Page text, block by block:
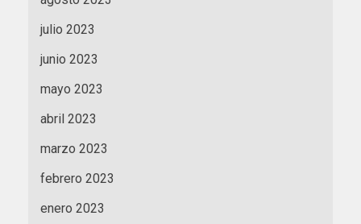
julio 2023
junio 2023
mayo 2023
abril 2023
marzo 2023
febrero 2023
enero 2023